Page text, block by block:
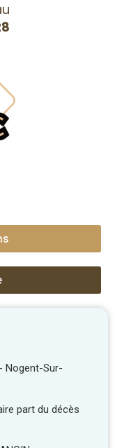
Nogent-Sur-
part du décès